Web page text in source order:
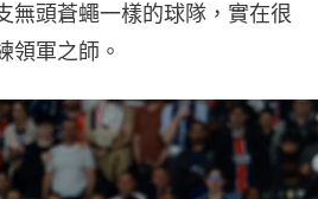
無頭蒼蠅一樣的球隊，實在很
領軍之師。